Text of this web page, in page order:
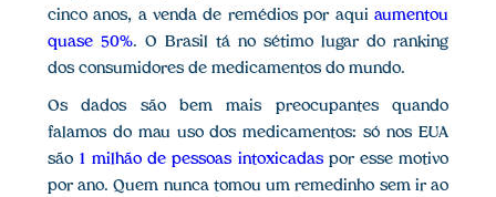
cinco anos, a venda de remédios por aquiaumentou
quase 50%. O Brasil tá no sétimo lugar do ranking
dos consumidores de medicamentos do mundo.
Os dados são bem mais preocupantes quando
falamos do mau uso dos medicamentos: só nos EUA
são 1 milhão de pessoas intoxicadaspor esse motivo
por ano. Quem nunca tomou um remedinho sem ir ao